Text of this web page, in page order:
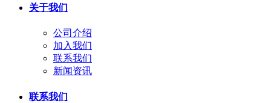
关于我们
公司介绍
加入我们
联系我们
新闻资讯
联系我们